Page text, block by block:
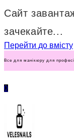
Сайт
зачекайте...
Перейти до вмісту
Все для манікюру для
0